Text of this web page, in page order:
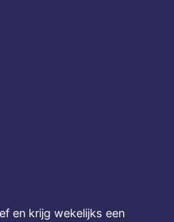
en krijg wekelijks een